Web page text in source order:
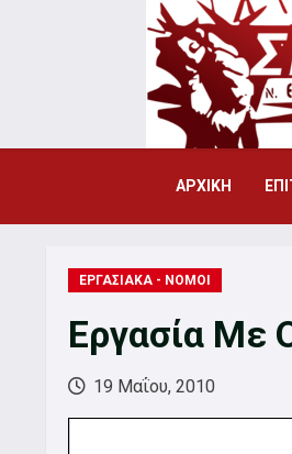
ΑΡΧΙΚΗ
ΕΡΓΑΣΙΑΚΑ - ΝΟΜΟΙ
Εργασία Με
19 Μαΐου, 2010